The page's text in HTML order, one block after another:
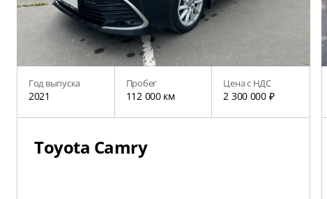
Год выпуска
2021
Пробег
112 000 км
Цена с НДС
2 300 000 ₽
Toyota Camry